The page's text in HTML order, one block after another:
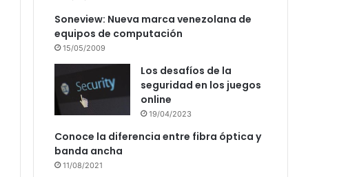
Soneview: Nueva marca venezolana de
equipos de computación
15/05/2009
Los desafíos de la
seguridad en los juegos
online
19/04/2023
Conoce la diferencia entre fibra óptica y
banda ancha
11/08/2021